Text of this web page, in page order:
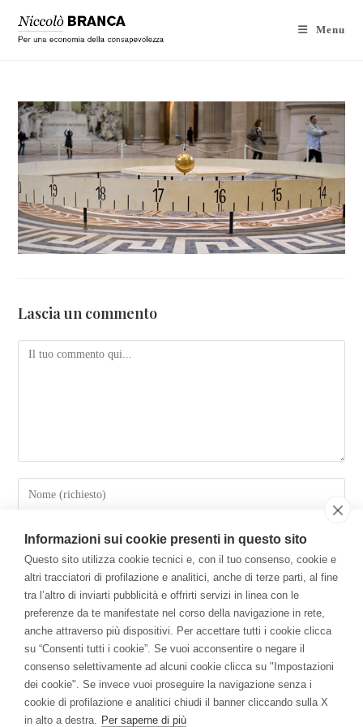
Menu
Lascia un commento
Salva il mio nome, email e sito web in questo browser per la
prossima volta che commento.
Informazioni sui cookie presenti in questo sito
Questo sito utilizza cookie tecnici e, con il tuo consenso, cookie e
altri tracciatori di profilazione e analitici, anche di terze parti, al fine
tra l’altro di inviarti pubblicità e offrirti servizi in linea con le
preferenze da te manifestate nel corso della navigazione in rete,
anche attraverso più dispositivi. Per accettare tutti i cookie clicca
su “Consenti tutti i cookie”. Se vuoi acconsentire o negare il
consenso selettivamente ad alcuni cookie clicca su "Impostazioni
dei cookie". Se invece vuoi proseguire la navigazione senza i
cookie di profilazione e analitici chiudi il banner cliccando sulla X
in alto a destra. Per saperne di più